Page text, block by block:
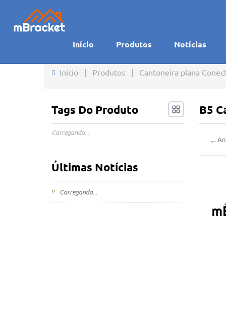
Início Produtos Notícias
Início | Produtos | Cantoneira plana
B5
←
Tags Do Produto
Carregando...
Últimas Notícias
Carregando...